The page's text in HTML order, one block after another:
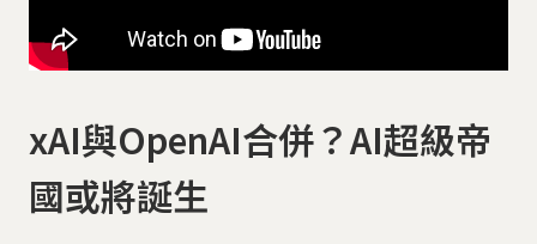
xAI與OpenAI合併？AI超級帝
國或將誕生